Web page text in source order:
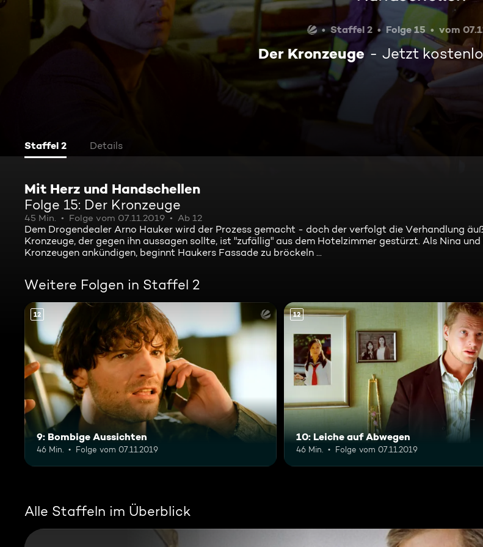
Staffel 2 Folge 15 vom
Der Kronzeuge Jetzt
Staffel 2 Details
Mit Herz und Handschellen
Folge 15: Der Kronzeuge
45 Min. Folge vom 07.11.2019 Ab 12
Dem Drogendealer Arno Hauker wird der Prozess gemacht - doch der verfolgt die Verhandlung
Kronzeuge, der gegen ihn aussagen sollte, ist "zufällig" aus dem Hotelzimmer gestürzt. Als Nina und
Kronzeugen ankündigen, beginnt Haukers Fassade zu bröckeln ...
Weitere Folgen in Staffel 2
12
9: Bombige Aussichten
46 Min. Folge vom 07.11.2019
12
10: Leiche auf Abwegen
46 Min. Folge vom 07.11.2019
Alle Staffeln im Überblick